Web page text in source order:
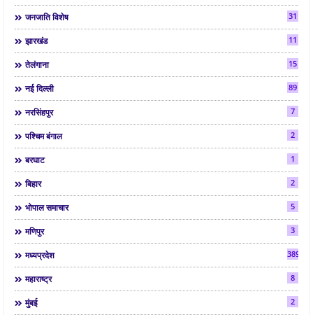
जनजाति विशेष 31
झारखंड 11
तेलंगाना 15
नई दिल्ली 89
नरसिंहपुर 7
पश्चिम बंगाल 2
बरघाट 1
बिहार 2
भोपाल समाचार 5
मणिपुर 3
मध्यप्रदेश 3892
महाराष्ट्र 8
मुंबई 2